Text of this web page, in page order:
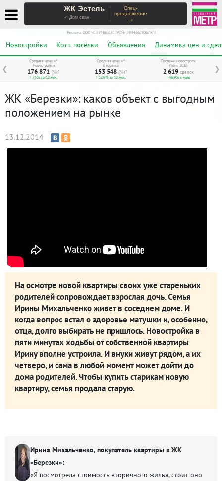
ЖК Эстель
✓ Дом сдан
Спец-
предложение
→
Реклама. ООО «СЗ ИНВЕСТСТРОЙ», ИНН 6678067973
Новостройки Котт. посёлки Объявления Динамика цен и
❮ ❯
Средняя цена м²
Новостройки
176 871 ₽/м²
↑ 7,5% за 12 мес.
Средняя цена м²
Вторичка
153 548 ₽/м²
↑ 17,9% за 12 мес.
Продажи новостроек
Июнь 2026
2 619 сделок
↑ 46,9% к маю
ЖК «Березки»: каков объект с выгодным
положением на рынке
13.12.2014
На осмотре новой квартиры своих уже стареньких
родителей сопровождает взрослая дочь. Семья
Ирины Михальченко живет в соседнем доме. И
когда вопрос встал о здоровье матушки и, особенно,
отца, долго выбирать не пришлось. Новостройка в
пяти минутах ходьбы от собственной квартиры
Ирину вполне устроила. И внуки живут рядом, а их
четверо, и сама в любой момент может дойти до
дома родителей. Чтобы купить старикам новую
квартиру, семья продала старую.
Ирина Михальченко, покупатель квартиры в ЖК
«Березки»:
«Я посмотрела стоимость вторичного жилья, стоит оно